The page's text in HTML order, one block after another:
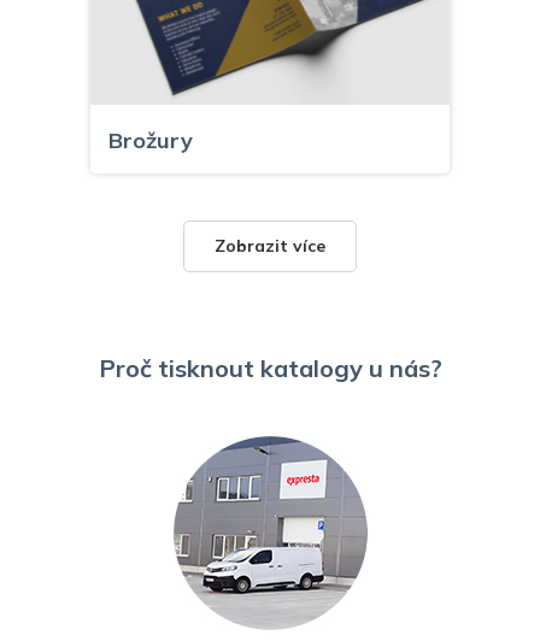
Brožury
Dokumenty
Zobrazit více
Proč tisknout katalogy u nás?